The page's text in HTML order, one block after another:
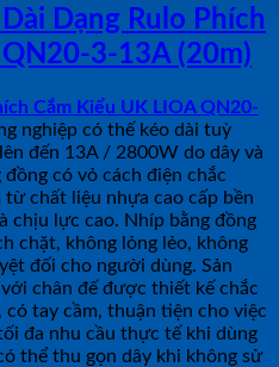
Dạng Rulo Phích
3-13A (20m)
Cắm Kiểu UK LIOA QN20-
nghiệp có thế kéo dài tuỳ
đến 13A / 2800W do dây và
có vỏ cách điện chắc
chất liệu nhựa cao cấp bền
chịu lực cao. Nhíp bằng đồng
chặt, không lỏng lẻo, không
đối cho người dùng. Sản
chân đế được thiết kế chắc
có tay cầm, thuận tiện cho việc
đa nhu cầu thực tế khi dùng
thể thu gọn dây khi không sử